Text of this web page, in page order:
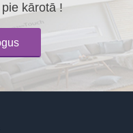
kārotā !